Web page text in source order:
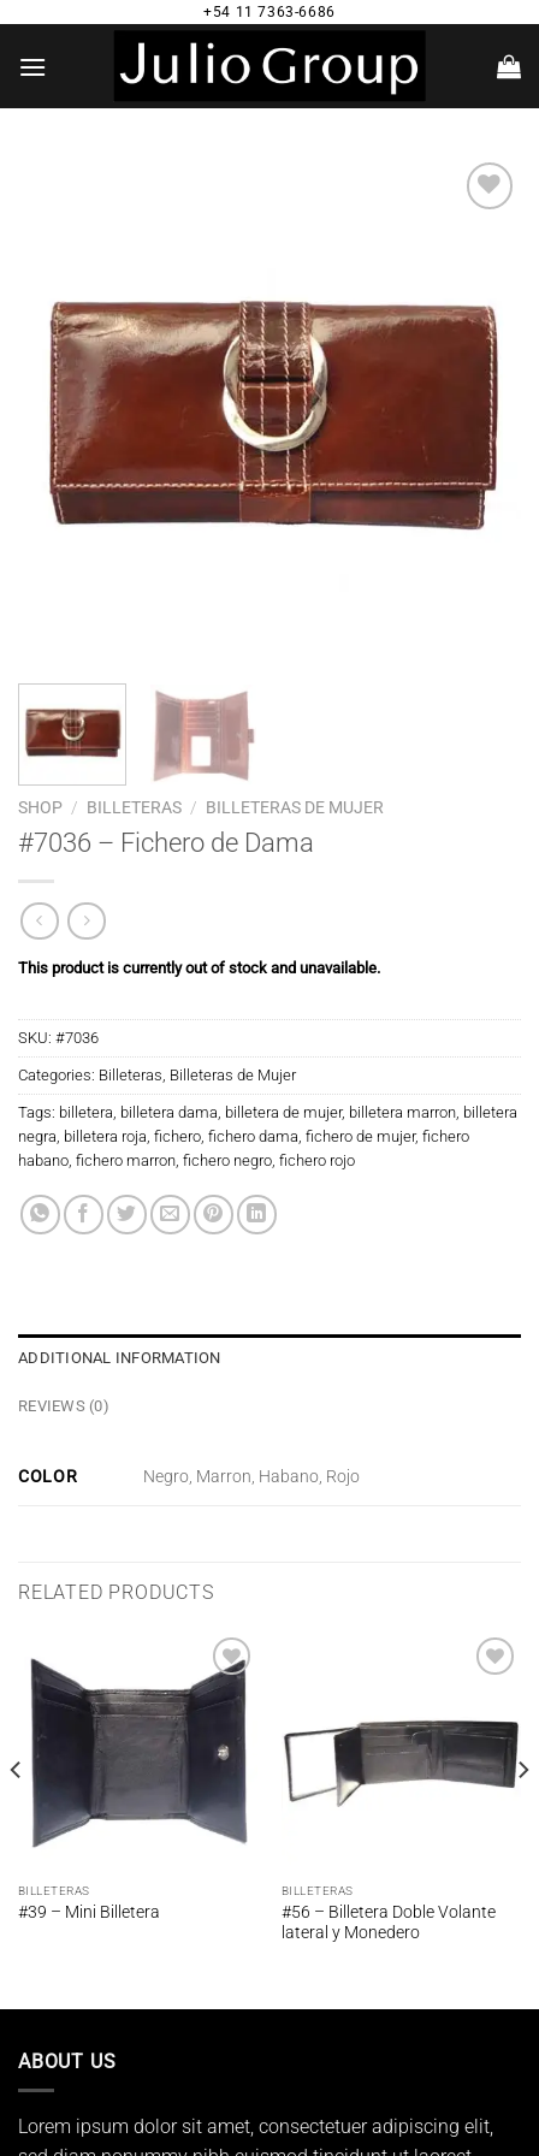
contenido
+54 11 7363-6686
SHOP / BILLETERAS / BILLETERAS DE MUJER
#7036 – Fichero de Dama
This product is currently out of stock and unavailable.
SKU: #7036
Categories: Billeteras, Billeteras de Mujer
Tags: billetera, billetera dama, billetera de mujer, billetera marron, billetera
negra, billetera roja, fichero, fichero dama, fichero de mujer, fichero
habano, fichero marron, fichero negro, fichero rojo
ADDITIONAL INFORMATION
REVIEWS (0)
COLOR Negro, Marron, Habano, Rojo
RELATED PRODUCTS
Añadir
a la
deseos
BILLETERAS
#39 – Mini Billetera
lista de
deseos
BILLETERAS
#56 – Billetera Doble Volante
lateral y Monedero
ABOUT US
Lorem ipsum dolor sit amet, consectetuer adipiscing elit,